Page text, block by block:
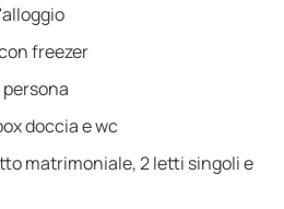
freezer
doccia e wc
matrimoniale, 2 letti singoli e